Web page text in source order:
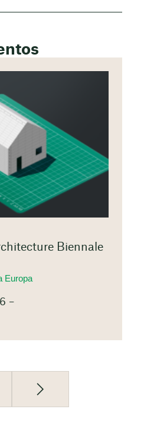
Biennale
Europa
–